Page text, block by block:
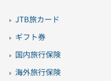
JTB旅カード
ギフト券
国内旅行保険
海外旅行保険